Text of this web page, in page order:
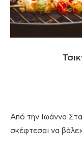
Από την Ιωάννα
σκέφτεσαι να